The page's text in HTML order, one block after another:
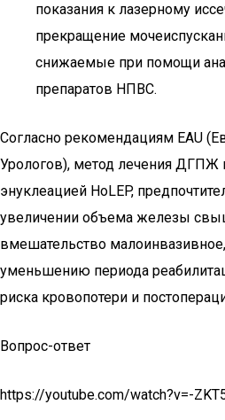
показания к лазерному
прекращение
снижаемые при помощи
препаратов НПВС.
Согласно рекомендациям EAU
Урологов), метод лечения ДГПЖ
энуклеацией HoLEP,
увеличении объема железы
вмешательство
уменьшению периода
риска кровопотери и
Вопрос-ответ
https://youtube.com/watch?v=-